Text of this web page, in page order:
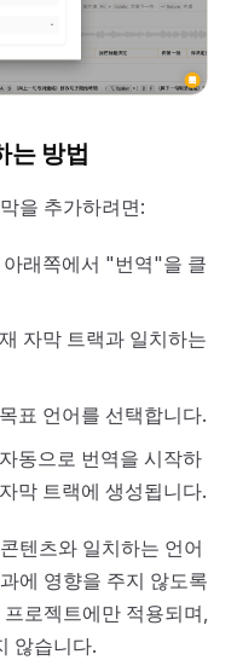
는 방법
을 추가하려면:
래쪽에서 "번역"을 클
자막 트랙과 일치하는
표 언어를 선택합니다.
동으로 번역을 시작하
막 트랙에 생성됩니다.
텐츠와 일치하는 언어
에 영향을 주지 않도록
로젝트에만 적용되며,
않습니다.